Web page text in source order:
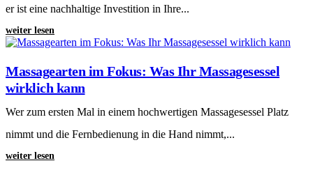
er ist eine nachhaltige Investition in Ihre...
weiter lesen
Massagearten im Fokus: Was Ihr Massagesessel
wirklich kann
Wer zum ersten Mal in einem hochwertigen Massagesessel Platz
nimmt und die Fernbedienung in die Hand nimmt,...
weiter lesen